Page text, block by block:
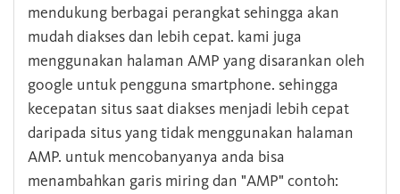
mendukung berbagai perangkat sehingga akan
mudah diakses dan lebih cepat. kami juga
menggunakan halaman AMP yang disarankan oleh
google untuk pengguna smartphone. sehingga
kecepatan situs saat diakses menjadi lebih cepat
daripada situs yang tidak menggunakan halaman
AMP. untuk mencobanyanya anda bisa
menambahkan garis miring dan "AMP" contoh: